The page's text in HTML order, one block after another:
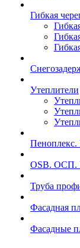
Гибкая
Утеплители
Пеноплекс.
OSB. ОСП.
Труба
Фасадная
Фасадные